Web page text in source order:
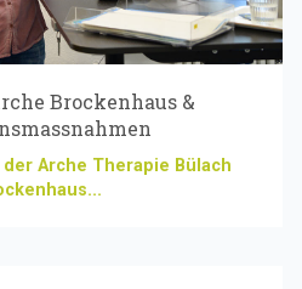
Brockenhaus &
Arche Therapie Bülach